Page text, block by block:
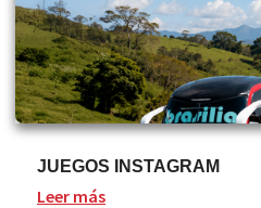
JUEGOS INSTAGRAM
Leer más